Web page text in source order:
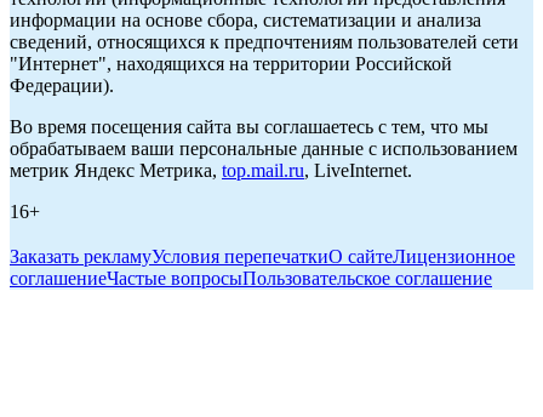
информации на основе сбора, систематизации и анализа
сведений, относящихся к предпочтениям пользователей сети
"Интернет", находящихся на территории Российской
Федерации).
Во время посещения сайта вы соглашаетесь с тем, что мы
обрабатываем ваши персональные данные с использованием
метрик Яндекс Метрика, top.mail.ru, LiveInternet.
16+
Заказать рекламуУсловия перепечаткиО сайтеЛицензионное
соглашениеЧастые вопросыПользовательское соглашение